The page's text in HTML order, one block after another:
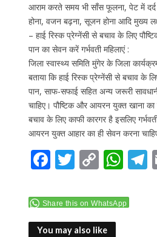
आराम करते समय भी साँस फूलना, पेट में
होना, वजन बढ़ना, सूजन होना आदि मुख्य
– हाई रिस्क प्रेग्नेंसी से बचाव के लिए
पान का सेवन करें गर्भवती महिलाएं :
जिला स्वास्थ्य समिति मुंगेर के जिला
बताया कि हाई रिस्क प्रेग्नेंसी से बचाव के
पान, साफ-सफाई सहित अन्य जरूरी
चाहिए। पौष्टिक और आयरन युक्त खाना
बचाव के लिए काफी कारगर है इसलिए
आयरन युक्त आहार का ही सेवन करना
F
ac
e
b
T
w
itt
er
C
o
p
y
W
h
at
Share this on WhatsApp
You may also like